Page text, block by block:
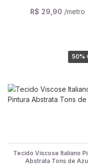
R$ 29,90 /metro
50%
Tecido Viscose Italiano
Abstrata Tons de